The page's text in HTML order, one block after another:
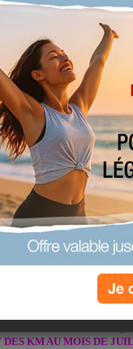
1 2 3 4 5
SAUF .....
2011 à 15:28
et les coupains,
ce soir c'est les
!!!
pas trop, juste pour
de monuments, et surtout
DES KM AU MOIS DE
Je